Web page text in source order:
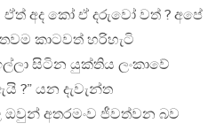
ඒත් අද කෝ ඒ දරුවෝ වත් ? අපේ
කාටවත් හරිහැටි
සිටින යුක්තිය ලංකාවේ
යන දැවැන්ත
අතරමංව ජීවත්වන බව